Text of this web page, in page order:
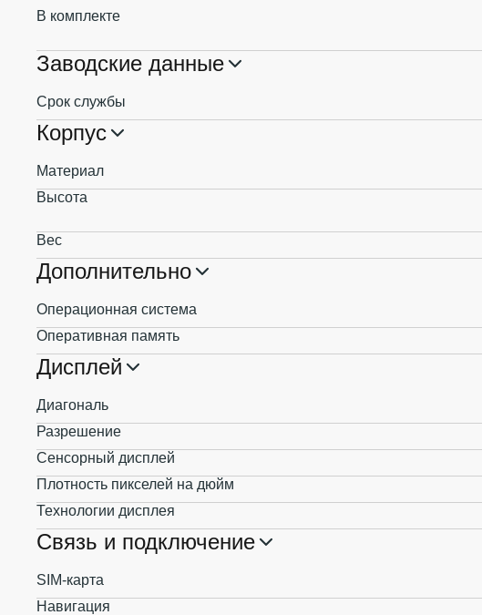
В комплекте
Заводские данные
Срок службы
Корпус
Материал
Высота
Вес
Дополнительно
Операционная система
Оперативная память
Дисплей
Диагональ
Разрешение
Сенсорный дисплей
Плотность пикселей на дюйм
Технологии дисплея
Связь и подключение
SIM-карта
Навигация